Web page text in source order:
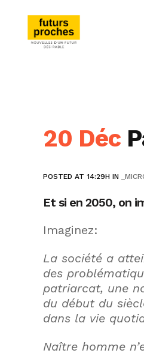
20 Déc
POSTED AT 14:29H IN
Et si en 2050, on
Imaginez:
La société a
des
patriarcat, une
du début du
dans la vie
Naître homme